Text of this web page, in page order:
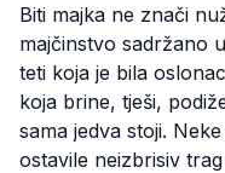
Biti majka ne znači
majčinstvo sadržano
teti koja je bila
koja brine, tješi,
sama jedva stoji.
ostavile neizbrisiv